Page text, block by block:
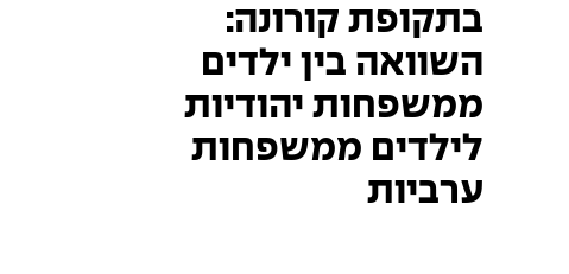
בתקופת קורונה:
השוואה בין ילדים
ממשפחות יהודיות
לילדים ממשפחות
ערביות